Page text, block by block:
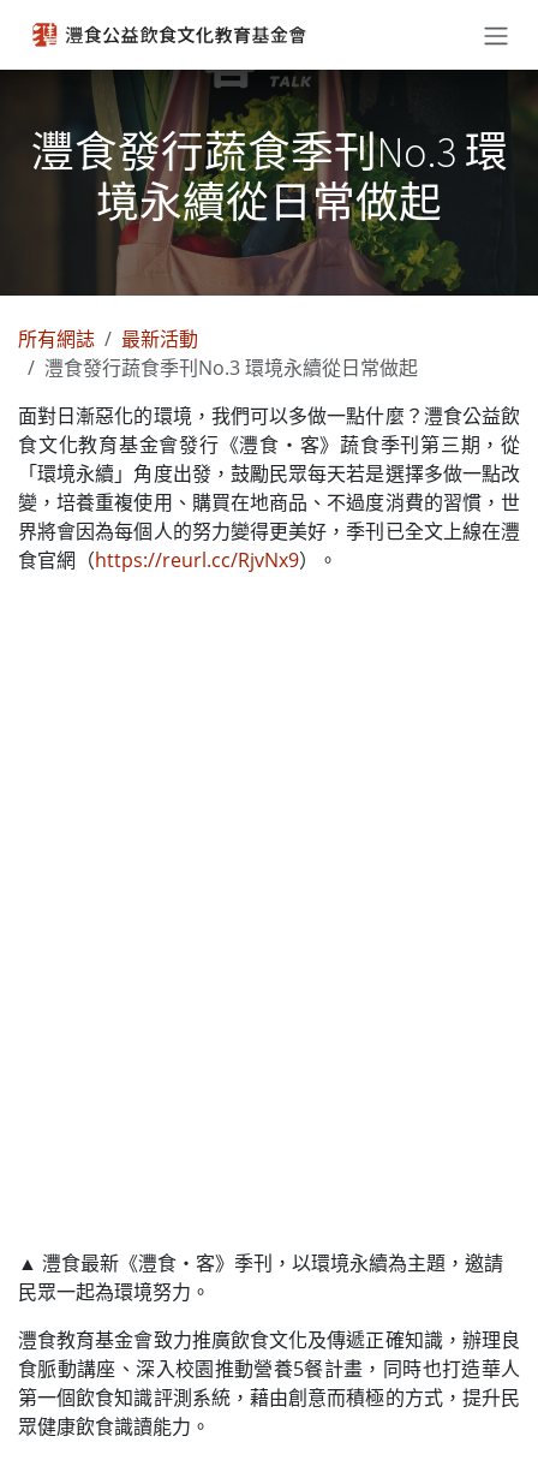
灃食發行蔬食季刊No.3 環
境永續從日常做起
所有網誌
最新活動
灃食發行蔬食季刊No.3 環境永續從日常做起
面對日漸惡化的環境，我們可以多做一點什麼？灃食公益飲
食文化教育基金會發行《灃食‧客》蔬食季刊第三期，從
「環境永續」角度出發，鼓勵民眾每天若是選擇多做一點改
變，培養重複使用、購買在地商品、不過度消費的習慣，世
界將會因為每個人的努力變得更美好，季刊已全文上線在灃
食官網（https://reurl.cc/RjvNx9）。
▲ 灃食最新《灃食‧客》季刊，以環境永續為主題，邀請
民眾一起為環境努力。
灃食教育基金會致力推廣飲食文化及傳遞正確知識，辦理良
食脈動講座、深入校園推動營養5餐計畫，同時也打造華人
第一個飲食知識評測系統，藉由創意而積極的方式，提升民
眾健康飲食識讀能力。